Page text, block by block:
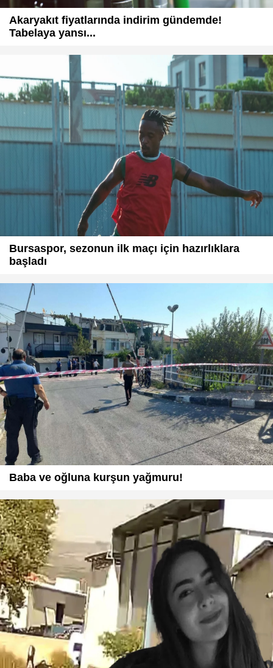
Akaryakıt fiyatlarında indirim gündemde!
Tabelaya yansı...
Bursaspor, sezonun ilk maçı için hazırlıklara
başladı
Baba ve oğluna kurşun yağmuru!